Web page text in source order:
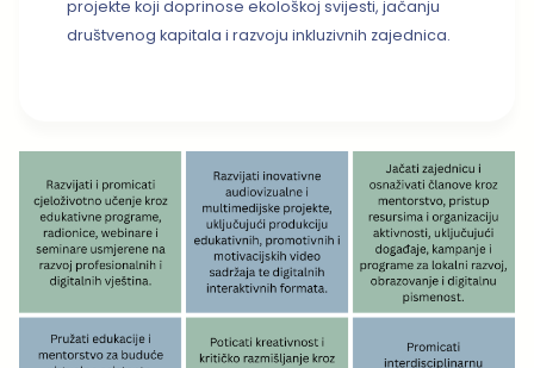
projekte koji doprinose ekološkoj svijesti, jačanju
društvenog kapitala i razvoju inkluzivnih zajednica.